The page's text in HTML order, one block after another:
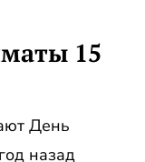
15
День
назад